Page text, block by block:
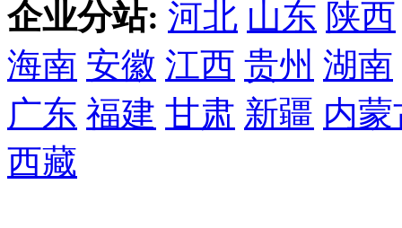
企业分站: 河北 山东 陕西
海南 安徽 江西 贵州 湖南
广东 福建 甘肃 新疆 内蒙
西藏